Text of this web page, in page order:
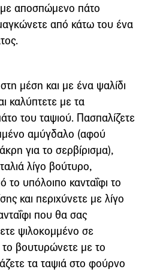
με αποσπώμενο πάτο
από κάτω του ένα
μέση και με ένα ψαλίδι
καλύπτετε με τα
του ταψιού. Πασπαλίζετε
αμύγδαλο (αφού
για το σερβίρισμα),
λίγο βούτυρο,
το υπόλοιπο κανταΐφι το
και περιχύνετε με λίγο
που θα σας
ψιλοκομμένο σε
το βουτυρώνετε με το
τα ταψιά στο φούρνο